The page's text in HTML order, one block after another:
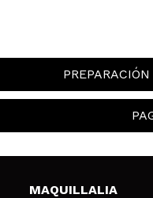
PREPARACIÓN
MAQUILLALIA